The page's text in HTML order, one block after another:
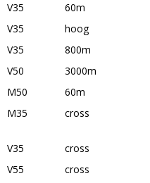
V35
60m
V35
hoog
V35
800m
V50
3000m
M50
60m
M35 cross
V35
cross
V55
cross